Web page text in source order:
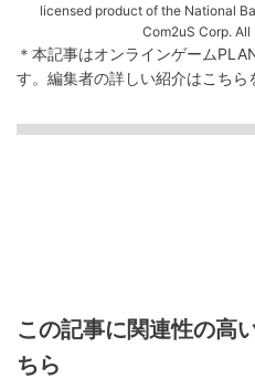
licensed product of the National
Com2uS Corp.
＊本記事はオンラインゲーム
す。 編集者の詳しい紹介はこちら
この記事に関連性の高
ちら